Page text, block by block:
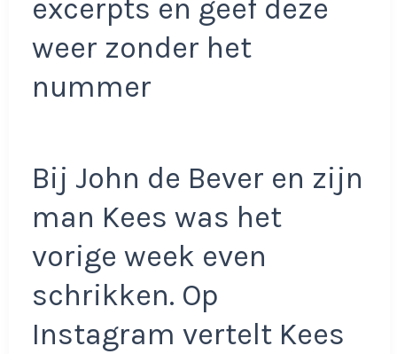
excerpts en geef deze
weer zonder het
nummer
Bij John de Bever en zijn
man Kees was het
vorige week even
schrikken. Op
Instagram vertelt Kees